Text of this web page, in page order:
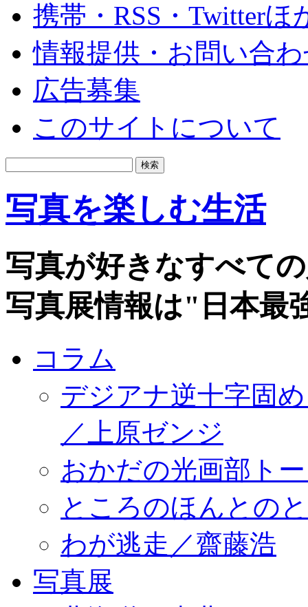
携帯・RSS・Twitterほ
情報提供・お問い合
広告募集
このサイトについて
写真を楽しむ生活
写真が好きなすべて
写真展情報は"日本最
コラム
デジアナ逆十字固
／上原ゼンジ
おかだの光画部ト
ところのほんとの
わが逃走／齋藤浩
写真展